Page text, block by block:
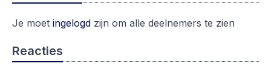
Je moet ingelogd zijn om alle deelnemers te zien
Reacties